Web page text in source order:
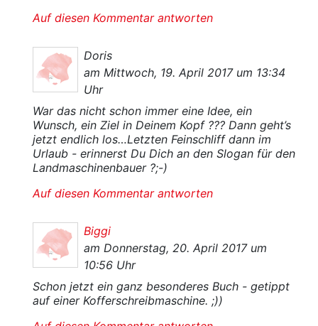
Auf diesen Kommentar antworten
Doris
am Mittwoch, 19. April 2017 um 13:34
Uhr
War das nicht schon immer eine Idee, ein
Wunsch, ein Ziel in Deinem Kopf ??? Dann geht’s
jetzt endlich los…Letzten Feinschliff dann im
Urlaub - erinnerst Du Dich an den Slogan für den
Landmaschinenbauer ?;-)
Auf diesen Kommentar antworten
Biggi
am Donnerstag, 20. April 2017 um
10:56 Uhr
Schon jetzt ein ganz besonderes Buch - getippt
auf einer Kofferschreibmaschine. ;))